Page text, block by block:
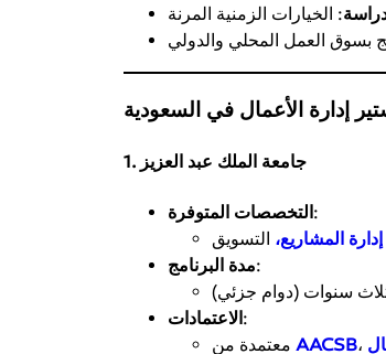
إدارة الأعمال في السعودية
1. جامعة الملك عبد العزيز
التخصصات المتوفرة:
إدارة المشاريع،
مدة البرنامج:
الاعتمادات:
AACSB